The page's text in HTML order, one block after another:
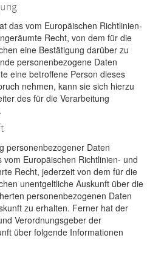
das vom Europäischen Richtlinien-
Recht, von dem für die
eine Bestätigung darüber zu
personenbezogene Daten
eine betroffene Person dieses
nehmen, kann sie sich hierzu
des für die Verarbeitung
personenbezogener Daten
Europäischen Richtlinien- und
Recht, jederzeit von dem für die
unentgeltliche Auskunft über die
personenbezogenen Daten
zu erhalten. Ferner hat der
Verordnungsgeber der
über folgende Informationen